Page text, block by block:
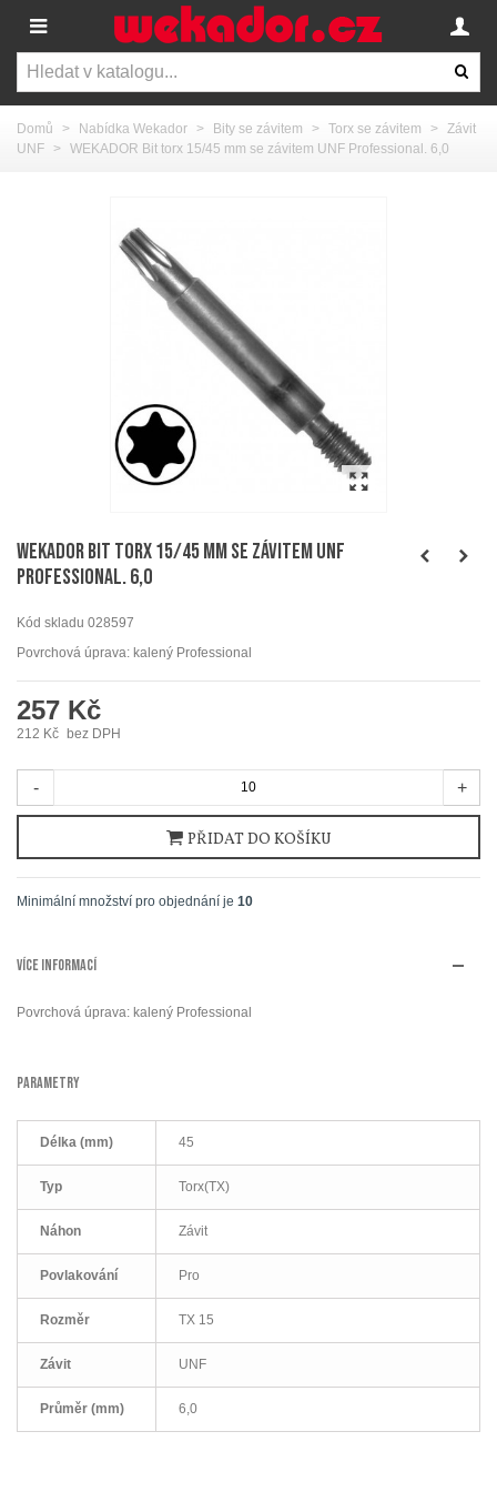
Domů > Nabídka Wekador > Bity se závitem > Torx se závitem > Závit
UNF > WEKADOR Bit torx 15/45 mm se závitem UNF Professional. 6,0
WEKADOR Bit torx 15/45 mm se závitem UNF
Professional. 6,0
Kód skladu 028597
Povrchová úprava: kalený Professional
257 Kč
212 Kč bez DPH
- +
PŘIDAT DO KOŠÍKU
Minimální množství pro objednání je 10
VÍCE INFORMACÍ
Povrchová úprava: kalený Professional
PARAMETRY
Délka (mm) 45
Typ Torx(TX)
Náhon Závit
Povlakování Pro
Rozměr TX 15
Závit UNF
Průměr (mm) 6,0